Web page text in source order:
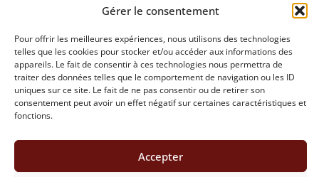
Gérer le consentement
Pour offrir les meilleures expériences, nous utilisons des technologies
telles que les cookies pour stocker et/ou accéder aux informations des
appareils. Le fait de consentir à ces technologies nous permettra de
traiter des données telles que le comportement de navigation ou les ID
uniques sur ce site. Le fait de ne pas consentir ou de retirer son
consentement peut avoir un effet négatif sur certaines caractéristiques et
fonctions.
Accepter
Faire-part et cartes de remerciements
NOS PRODUITS
Plaques funéraires et articles de souvenirs
Fleurs et compositions florales naturelles ou
artificielles
DEMANDE DE DEVIS